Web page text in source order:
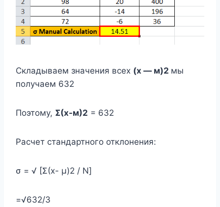
Складываем значения всех (х — м)2 мы
получаем 632
Поэтому, Σ(х-м)2 = 632
Расчет стандартного отклонения:
σ = √ [Σ(x- μ)2 / N]
=√632/3